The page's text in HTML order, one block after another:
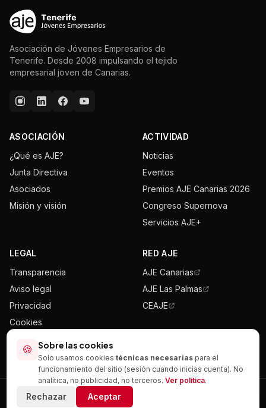
Asociación de Jóvenes Empresarios de
Tenerife. Desde 2008 impulsando el tejido
empresarial joven de Canarias.
ASOCIACIÓN
¿Qué es AJE?
Junta Directiva
Asociados
Misión y visión
ACTIVIDAD
Noticias
Eventos
Premios AJE Canarias 2026
Congreso Supernova
Servicios AJE+
LEGAL
Transparencia
Aviso legal
Privacidad
Cookies
RED AJE
AJE Canarias
AJE Las Palmas
CEAJE
© AJE Tenerife — Todos los derechos reservados.
🍪 Sobre las cookies
Solo usamos cookies técnicas necesarias para el
funcionamiento del sitio (sesión cuando inicias cuenta). No
analítica, no publicidad, no terceros. Ver política.
Rechazar Aceptar